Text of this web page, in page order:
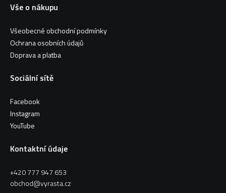
Vše o nákupu
Všeobecné obchodní podmínky
Ochrana osobních údajů
Doprava a platba
Sociální sítě
Facebook
Instagram
YouTube
Kontaktní údaje
+420 777 947 653
obchod@vyrasta.cz